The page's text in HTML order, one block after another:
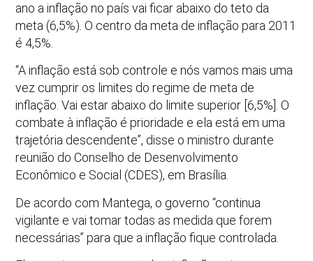
ano a inflação no país vai ficar abaixo do teto da
meta (6,5%). O centro da meta de inflação para 2011
é 4,5%.
“A inflação está sob controle e nós vamos mais uma
vez cumprir os limites do regime de meta de
inflação. Vai estar abaixo do limite superior [6,5%]. O
combate à inflação é prioridade e ela está em uma
trajetória descendente”, disse o ministro durante
reunião do Conselho de Desenvolvimento
Econômico e Social (CDES), em Brasília.
De acordo com Mantega, o governo “continua
vigilante e vai tomar todas as medida que forem
necessárias” para que a inflação fique controlada.